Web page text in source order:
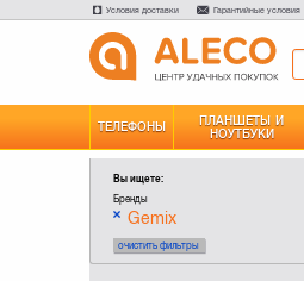
Условия доставки Гарантийные условия
ТЕЛЕФОНЫ
ПЛАНШЕТЫ И
НОУТБУКИ
Вы ищете:
Бренды
Gemix
очистить фильтры